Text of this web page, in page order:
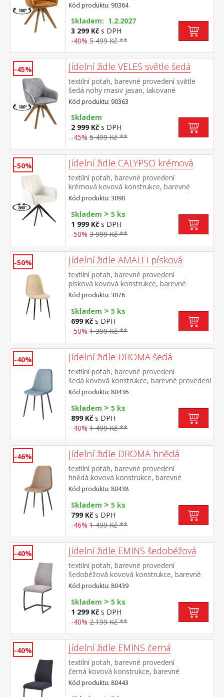
provedení otočná o 180 stupňů výška sedu
47 cm doporučená nosnost do 120 kg
Kód produktu: 90364
Skladem: 1.2.2027
3 299 Kč s DPH
-40% 5 499 Kč **
-45% Jídelní židle VELES světle šedá
textilní potah, barevné provedení světle
šedá nohy masiv jasan, lakované
provedení otočná o 180 stupňů výška sedu
47 cm doporučená nosnost do 120 kg
Kód produktu: 90363
Skladem
2 999 Kč s DPH
-45% 5 499 Kč **
-50% Jídelní židle CALYPSO krémová
textilní potah, barevné provedení
krémová kovová konstrukce, barevné
provedení černá otočná o 360 stupňů
Kód produktu: 3090
Skladem > 5 ks
1 999 Kč s DPH
-50% 3 999 Kč **
-50% Jídelní židle AMALFI písková
textilní potah, barevné provedení
písková kovová konstrukce, barevné
provedení černá
Kód produktu: 3076
Skladem > 5 ks
699 Kč s DPH
-50% 1 399 Kč **
-40% Jídelní židle DROMA šedá
textilní potah, barevné provedení
šedá kovová konstrukce, barevné provedení
černá výška sedu 47 cm doporučená
nosnost do 120 kg
Kód produktu: 80436
Skladem > 5 ks
899 Kč s DPH
-40% 1 499 Kč **
-46% Jídelní židle DROMA hnědá
textilní potah, barevné provedení
hnědá kovová konstrukce, barevné
provedení černá výška sedu 47
cm doporučená nosnost do 120 kg
Kód produktu: 80438
Skladem > 5 ks
799 Kč s DPH
-46% 1 499 Kč **
-40% Jídelní židle EMINS šedobéžová
textilní potah, barevné provedení
šedobéžová kovová konstrukce, barevné
provedení černá výška sedu 48
cm doporučená nosnost do 120 kg
Kód produktu: 80439
Skladem > 5 ks
1 299 Kč s DPH
-40% 2 199 Kč **
-40% Jídelní židle EMINS černá
textilní potah, barevné provedení
černá kovová konstrukce, barevné
provedení černá výška sedu 48
cm doporučená nosnost do 120 kg
Kód produktu: 80443